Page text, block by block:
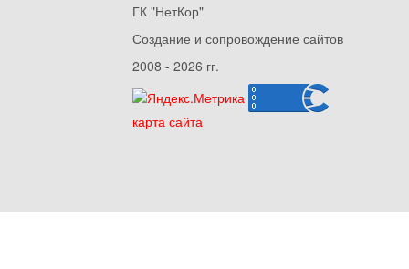
ГК "НетКор"
Создание и сопровождение сайтов
2008 - 2026 гг.
карта сайта